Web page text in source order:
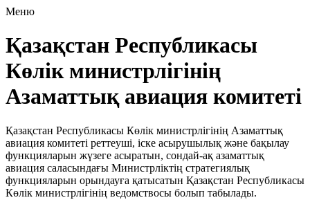
Меню
Қазақстан Республикасы
Көлік министрлігінің
Азаматтық авиация комитеті
Қазақстан Республикасы Көлік министрлігінің Азаматтық
авиация комитеті реттеуші, іске асырушылық және бақылау
функцияларын жүзеге асыратын, сондай-ақ азаматтық
авиация саласындағы Министрліктің стратегиялық
функцияларын орындауға қатысатын Қазақстан Республикасы
Көлік министрлігінің ведомствосы болып табылады.